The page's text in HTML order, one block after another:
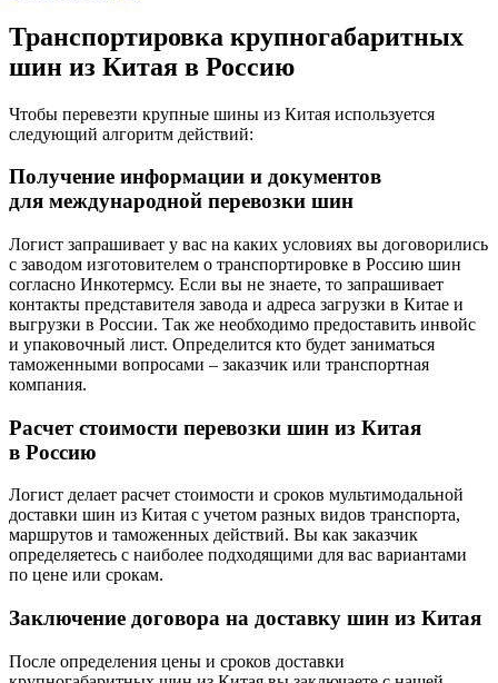
Транспортировка крупногабаритных
шин из Китая в Россию
Чтобы перевезти крупные шины из Китая используется
следующий алгоритм действий:
Получение информации и документов
для международной перевозки шин
Логист запрашивает у вас на каких условиях вы договорились
с заводом изготовителем о транспортировке в Россию шин
согласно Инкотермсу. Если вы не знаете, то запрашивает
контакты представителя завода и адреса загрузки в Китае и
выгрузки в России. Так же необходимо предоставить инвойс
и упаковочный лист. Определится кто будет заниматься
таможенными вопросами – заказчик или транспортная
компания.
Расчет стоимости перевозки шин из Китая
в Россию
Логист делает расчет стоимости и сроков мультимодальной
доставки шин из Китая с учетом разных видов транспорта,
маршрутов и таможенных действий. Вы как заказчик
определяетесь с наиболее подходящими для вас вариантами
по цене или срокам.
Заключение договора на доставку шин из Китая
После определения цены и сроков доставки